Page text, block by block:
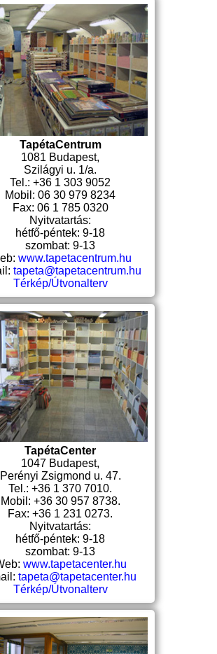
TapétaCentrum
1081 Budapest,
Szilágyi u. 1/a.
Tel.: +36 1 303 9052
Mobil: 06 30 979 8234
Fax: 06 1 785 0320
Nyitvatartás:
hétfő-péntek: 9-18
szombat: 9-13
www.tapetacentrum.hu
tapeta@tapetacentrum.hu
Térkép/Útvonalterv
TapétaCenter
1047 Budapest,
Perényi Zsigmond u. 47.
Tel.: +36 1 370 7010.
Mobil: +36 30 957 8738.
Fax: +36 1 231 0273.
Nyitvatartás:
hétfő-péntek: 9-18
szombat: 9-13
www.tapetacenter.hu
tapeta@tapetacenter.hu
Térkép/Útvonalterv